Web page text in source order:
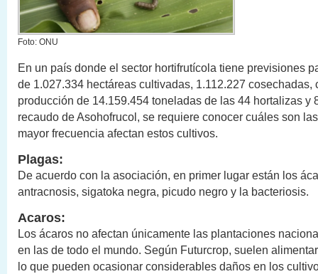
Foto: ONU
En un país donde el sector hortifrutícola tiene previsiones
de 1.027.334 hectáreas cultivadas, 1.112.227 cosechadas,
producción de 14.159.454 toneladas de las 44 hortalizas y
recaudo de Asohofrucol, se requiere conocer cuáles son
mayor frecuencia afectan estos cultivos.
Plagas:
De acuerdo con la asociación, en primer lugar están los
antracnosis, sigatoka negra, picudo negro y la bacteriosis.
Acaros:
Los ácaros no afectan únicamente las plantaciones
en las de todo el mundo. Según Futurcrop, suelen
lo que pueden ocasionar considerables daños en los